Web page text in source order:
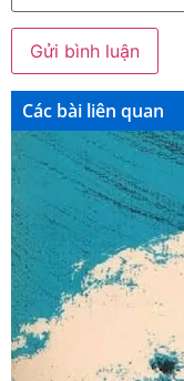
Các bài liên quan